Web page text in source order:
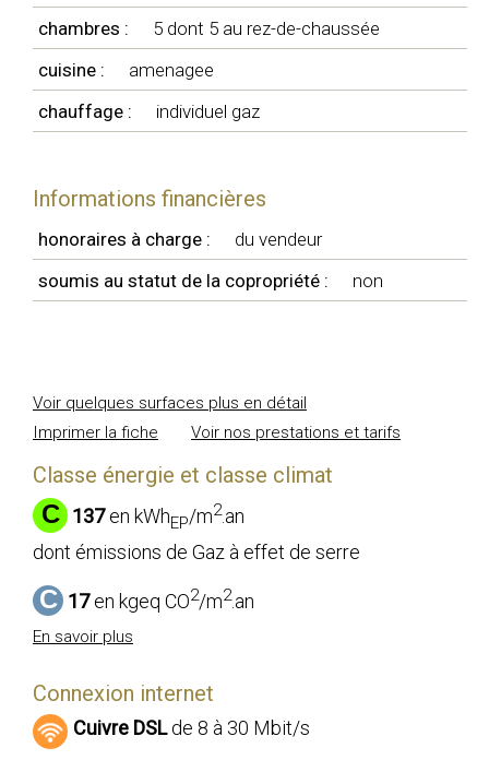
chambres :
5 dont 5 au rez-de-chaussée
cuisine :
amenagee
chauffage :
individuel gaz
Informations financières
honoraires à charge :
du vendeur
soumis au statut de la copropriété :
non
Voir quelques surfaces plus en détail
Imprimer la fiche
Voir nos prestations et tarifs
Classe énergie et classe climat
C 137en kWhEP/m2.an
dont émissions de Gaz à effet de serre
C 17en kgeq CO2/m2.an
En savoir plus
Connexion internet
Cuivre DSLde 8 à 30 Mbit/s